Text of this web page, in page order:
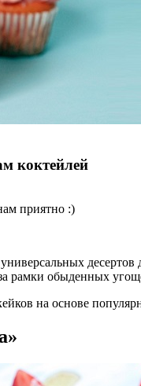
коктейлей
приятно :)
рамки обыденных
на основе